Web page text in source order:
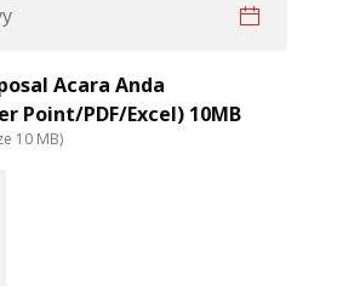
Acara Anda
Point/PDF/Excel) 10MB
10 MB)